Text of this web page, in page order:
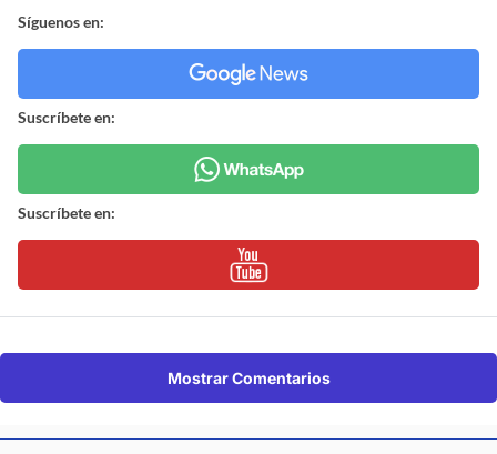
Síguenos en:
Suscríbete en:
Suscríbete en:
Mostrar Comentarios